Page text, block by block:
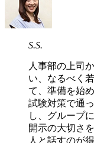
S.S.
人事部の上司
い、なるべく
て、準備を始め
試験対策で通
し、グループ
開示の大切さ
人と話すのが